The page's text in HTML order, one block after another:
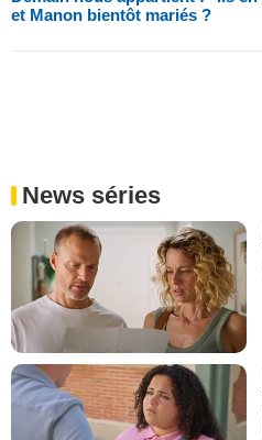
et Manon bientôt mariés ?
News séries